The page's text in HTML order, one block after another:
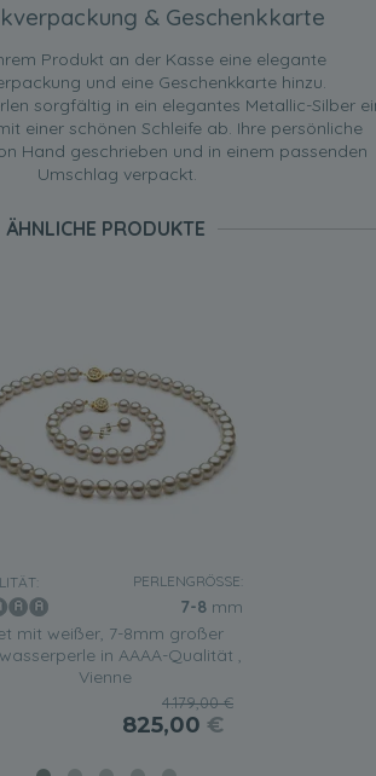
& Geschenkkarte
Produkt an der Kasse eine elegante
und eine Geschenkkarte hinzu.
sorgfältig in ein elegantes Metallic-Silber
einer schönen Schleife ab. Ihre persönliche
Hand geschrieben und in einem passenden
Umschlag verpackt.
ÄHNLICHE PRODUKTE
PERLENGRÖSSE:
7-8 mm
mit weißer, 7-8mm großer
in AAAA-Qualität ,
Vienne
4.179,00 €
825,00 €